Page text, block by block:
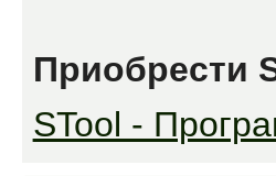
Приобрести
STool -